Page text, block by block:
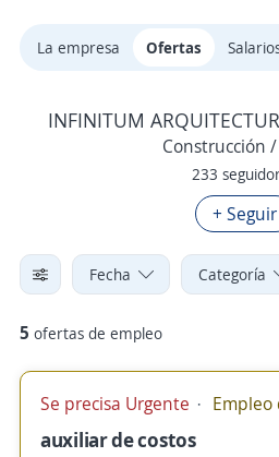
La empresa Ofertas
INFINITUM
Construcción
233
+ Seguir
Fecha Categoría
5 ofertas de empleo
Se precisa Urgente Empleo
auxiliar de costos